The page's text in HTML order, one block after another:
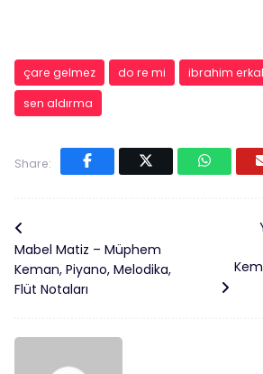
çare gelmez do re mi ibrahim erkal
sen aldırma
Share:
Mabel Matiz – Müphem
Keman, Piyano, Melodika,
Flüt Notaları